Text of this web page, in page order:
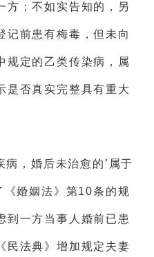
方；不如实告知的，另
记前患有梅毒，但未向
规定的乙类传染病，属
是否真实完整具有重大
，婚后未治愈的’属于
《婚姻法》第10条的规
到一方当事人婚前已患
民法典》增加规定夫妻